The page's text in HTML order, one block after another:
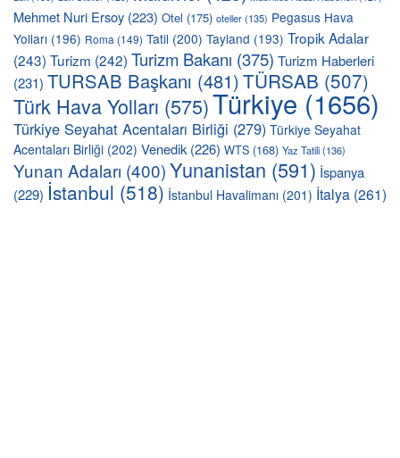
Mehmet Nuri Ersoy (223) Otel (175) oteller(135) Pegasus Hava
Yolları (196) Roma (149) Tatil (200) Tayland (193) Tropik Adalar
(243) Turizm (242) Turizm Bakanı (375) Turizm Haberleri
(231) TURSAB Başkanı (481)TÜRSAB (507)
Türk Hava Yolları (575)Türkiye (1656)
Türkiye Seyahat Acentaları Birliği (279) Türkiye Seyahat
Acentaları Birliği (202) Venedik(226) WTS (168) Yaz Tatili(136)
Yunan Adaları (400)Yunanistan (591) İspanya
(229) İstanbul (518) İstanbul Havalimanı (201) İtalya (261)